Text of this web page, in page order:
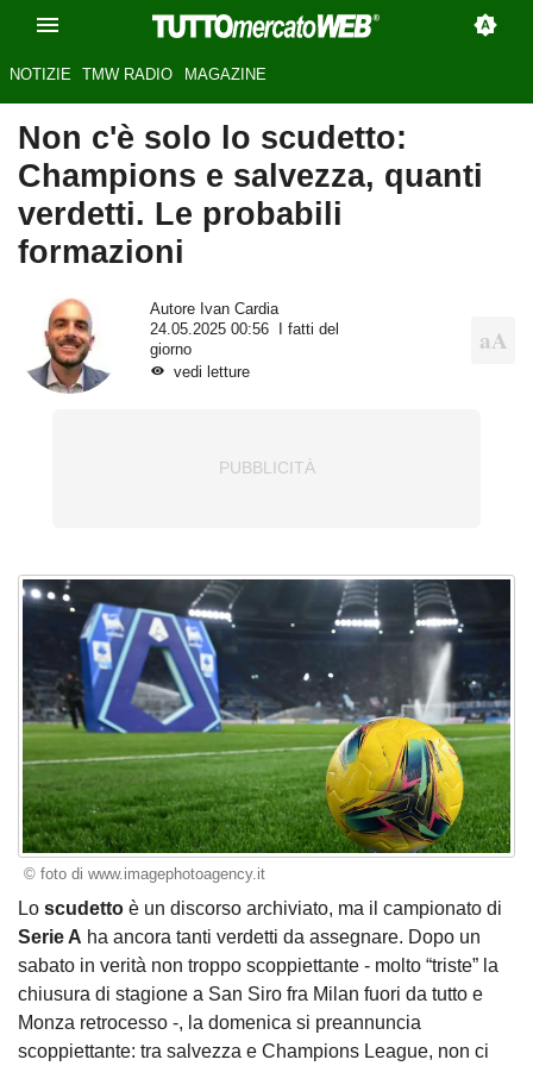
NOTIZIE TMW RADIO MAGAZINE
Non c'è solo lo scudetto:
Champions e salvezza, quanti
verdetti. Le probabili
formazioni
Autore Ivan Cardia
24.05.2025 00:56
I fatti del
giorno
vedi letture
© foto di www.imagephotoagency.it
Lo scudetto è un discorso archiviato, ma il campionato di
Serie A ha ancora tanti verdetti da assegnare. Dopo un
sabato in verità non troppo scoppiettante - molto “triste” la
chiusura di stagione a San Siro fra Milan fuori da tutto e
Monza retrocesso -, la domenica si preannuncia
scoppiettante: tra salvezza e Champions League, non ci